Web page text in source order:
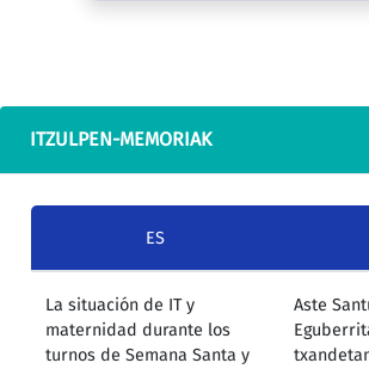
ITZULPEN-MEMORIAK
ES
La situación de IT y
maternidad durante los
turnos de Semana Santa y
Aste